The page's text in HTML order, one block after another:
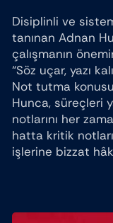
Disiplinli ve
tanınan Adnan
çalışmanın
“Söz uçar, yazı
Not tutma
Hunca, süreçleri
notlarını her
hatta kritik
işlerine bizzat